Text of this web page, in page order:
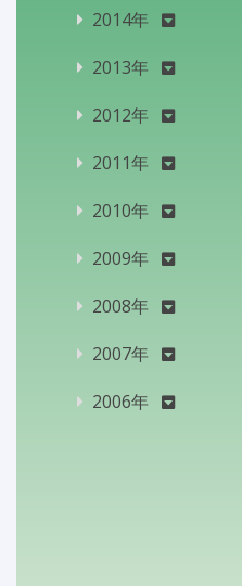
2014年
2013年
2012年
2011年
2010年
2009年
2008年
2007年
2006年